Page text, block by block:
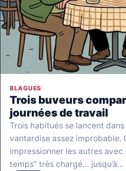
BLAGUES
Trois buveurs
journées de travail
Trois habitués se lancent
vantardise assez improbable.
impressionner les autres avec
temps” très chargé… jusqu’à…